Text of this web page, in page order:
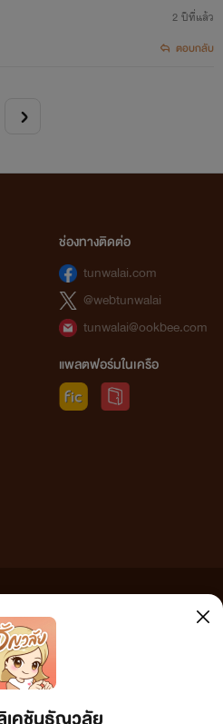
2 ปีที่แล้ว
ตอบกลับ
ช่องทางติดต่อ
tunwalai.com
@webtunwalai
tunwalai@ookbee.com
แพลตฟอร์มในเครือ
อข้อความใดๆ ทั้งสิ้น ดังนั้นผู้อ่านทุกท่านโปรดใช้
ท่านพบข้อความใดๆ ที่ขัดต่อกฎหมายและศีลธรรม
านจะได้ดำเนินการในทันที ทั้งนี้ ทางเว็บไซต์ขอสงวน
) พ.ศ.2558